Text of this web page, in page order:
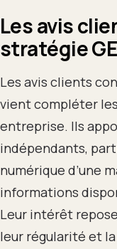
Les avis
stratégie
Les avis clients
vient compléter
entreprise. Ils
indépendants,
numérique d’une
informations
Leur intérêt
leur régularité et